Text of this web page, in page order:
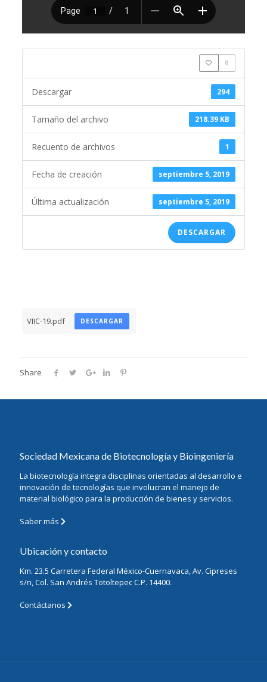
0
294
Descargar
218.39 KB
Tamaño del archivo
1
Recuento de archivos
septiembre 5, 2019
Fecha de creación
septiembre 5, 2019
Última actualización
DESCARGAR
VIIC-19.pdf DESCARGAR
Share
Sociedad Mexicana de Biotecnología y Bioingeniería
La biotecnología integra disciplinas orientadas al desarrollo e
innovación de tecnologías que involucran el manejo de
material biológico para la producción de bienes y servicios.
Saber más
Ubicación y contacto
Km. 23.5 Carretera Federal México-Cuernavaca, Av. Cipreses
s/n, Col. San Andrés Totoltepec C.P. 14400.
Contáctanos